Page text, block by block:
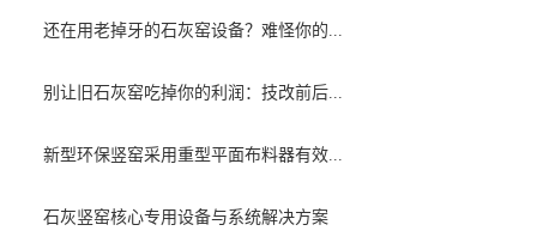
还在用老掉牙的石灰窑设备？难怪你的...
别让旧石灰窑吃掉你的利润：技改前后...
新型环保竖窑采用重型平面布料器有效...
石灰竖窑核心专用设备与系统解决方案